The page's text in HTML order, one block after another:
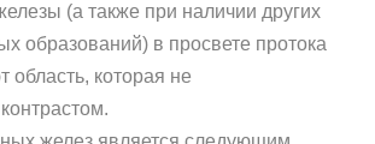
(а также при наличии других
образований) в просвете протока
область, которая не